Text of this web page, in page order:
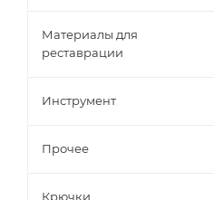
Материалы для
реставрации
Инструмент
Прочее
Крючки